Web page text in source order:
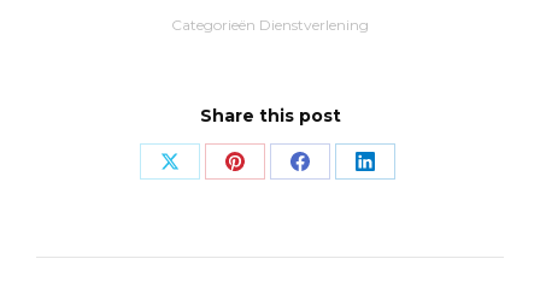
Categorieën Dienstverlening
Share this post
Share Share Share Share